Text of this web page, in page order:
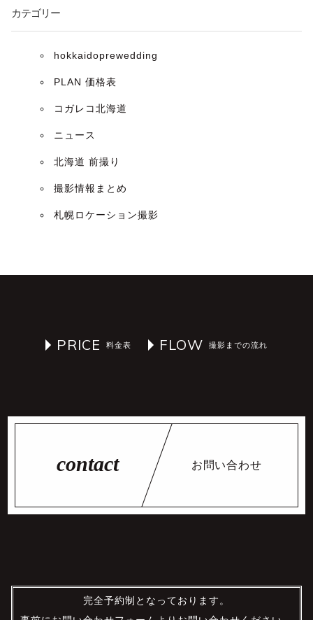
カテゴリー
hokkaidoprewedding
PLAN 価格表
コガレコ北海道
ニュース
北海道 前撮り
撮影情報まとめ
札幌ロケーション撮影
PRICE FLOW
お問い合わせ
完全予約制となっております。